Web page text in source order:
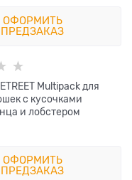
ОФОРМИТЬ
ПРЕДЗАКАЗ
Multipack для
с кусочками
и лобстером
ОФОРМИТЬ
ПРЕДЗАКАЗ